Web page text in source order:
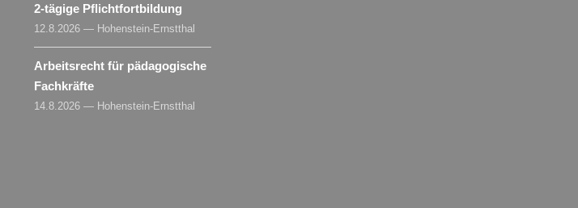
2-tägige Pflichtfortbildung
12.8.2026 — Hohenstein-Ernstthal
Arbeitsrecht für pädagogische
Fachkräfte
14.8.2026 — Hohenstein-Ernstthal